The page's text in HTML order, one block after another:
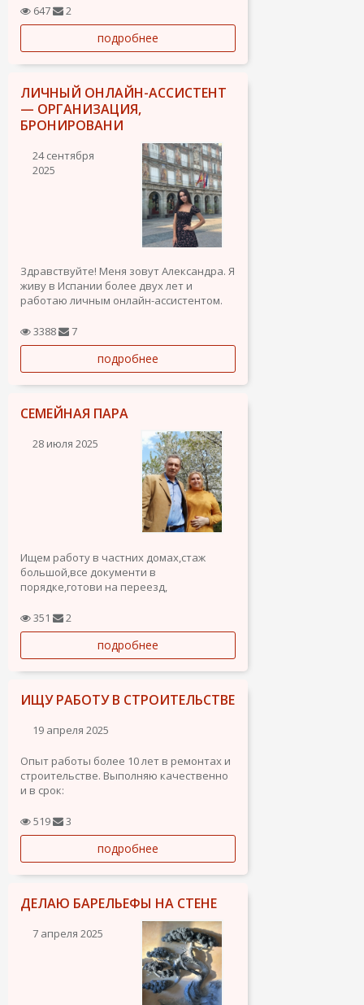
газоном, садом, огородом. Все
документы в порядке. Испанские
водительские права ,тархета для
покупки профессиональных препаратов
для сада....
647 2
подробнее
ЛИЧНЫЙ ОНЛАЙН-АССИСТЕНТ
— ОРГАНИЗАЦИЯ,
БРОНИРОВАНИ
24 сентября
2025
Здравствуйте! Меня зовут Александра. Я
живу в Испании более двух лет и
работаю личным онлайн-ассистентом.
Помогаю предпринимателям, семьям и
частным клиентам с повседневными
задачами — удалённо, надёжно и с
деликатным подходом.
Уже сотрудничаю с одной парой...
3388 7
подробнее
СЕМЕЙНАЯ ПАРА
28 июля 2025
Ищем работу в частних домах,стаж
большой,все документи в
порядке,готови на переезд,
351 2
подробнее
ИЩУ РАБОТУ В СТРОИТЕЛЬСТВЕ
19 апреля 2025
Опыт работы более 10 лет в ремонтах и
строительстве. Выполняю качественно
и в срок:
- Сантехнические работы.
- Монтаж гипсокартона.
- Внутренняя отделка и ремонт
помещений.
на...
519 3
подробнее
ДЕЛАЮ БАРЕЛЬЕФЫ НА СТЕНЕ
7 апреля 2025